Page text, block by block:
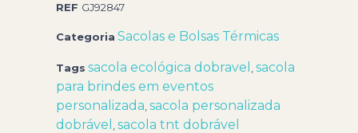
REF GJ92847
Categoria Sacolas e Bolsas Térmicas
Tags sacola ecológica dobravel ,sacola
para brindes em eventos
personalizada ,sacola personalizada
dobrável
,sacola tnt dobrável